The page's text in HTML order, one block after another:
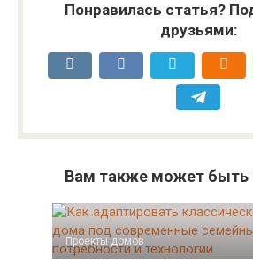
Понравилась статья?
друзьями:
Вам также может быть
Проекты домов